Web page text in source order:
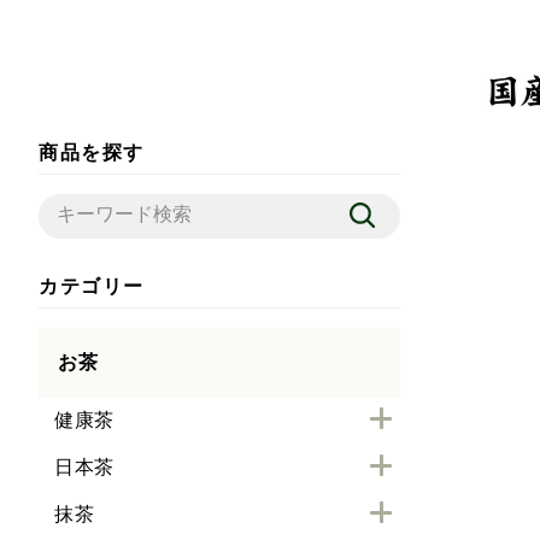
商品を探す
カテゴリー
お茶
健康茶
日本茶
抹茶